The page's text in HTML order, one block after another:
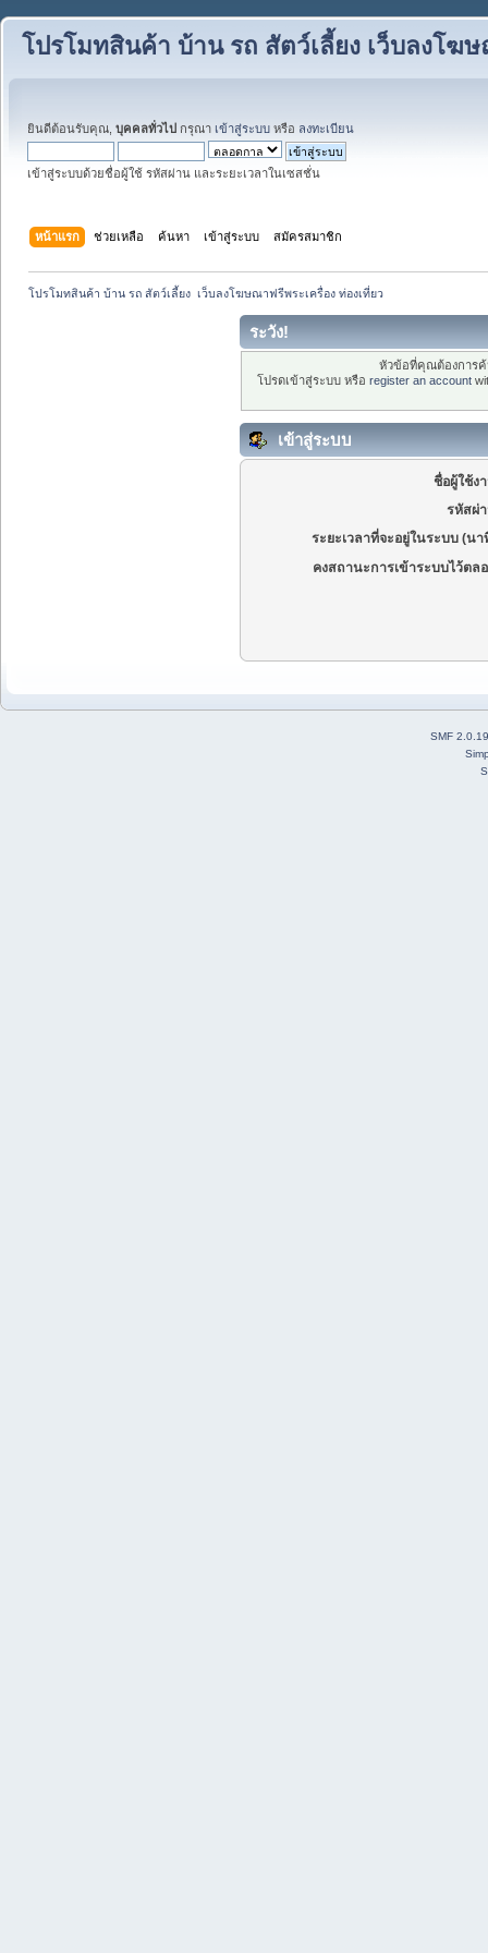
โปรโมทสินค้า บ้าน รถ สัตว์เลี้ยง เว็บลงโฆ
ยินดีต้อนรับคุณ, บุคคลทั่วไป กรุณา เข้าสู่ระบบ หรือ ลงทะเบียน
เข้าสู่ระบบด้วยชื่อผู้ใช้ รหัสผ่าน และระยะเวลาในเซสชั่น
หน้าแรก ช่วยเหลือ ค้นหา เข้าสู่ระบบ สมัครสมาชิก
โปรโมทสินค้า บ้าน รถ สัตว์เลี้ยง  เว็บลงโฆษณาฟรีพระเครื่อง ท่องเที่ยว
ระวัง!
หัวข้อที่คุณต้องการ
โปรดเข้าสู่ระบบ หรือ register an account
เข้าสู่ระบบ
ชื่อผู้ใช้ง
รหัสผ่
ระยะเวลาที่จะอยู่ในระบบ (นา
คงสถานะการเข้าระบบไว้ตล
SMF 2.0.19